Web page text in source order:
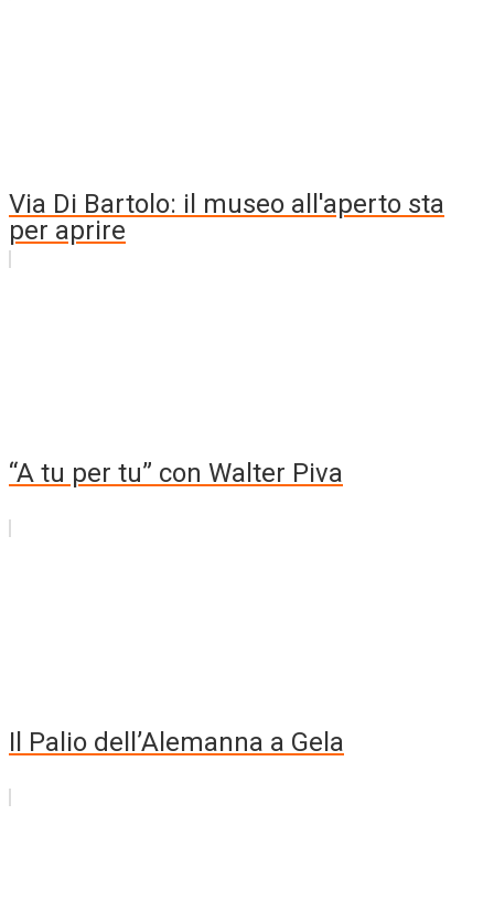
Via Di Bartolo: il museo all'aperto sta
per aprire
“A tu per tu” con Walter Piva
Il Palio dell’Alemanna a Gela